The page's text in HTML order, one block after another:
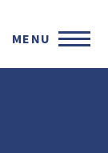
MENU